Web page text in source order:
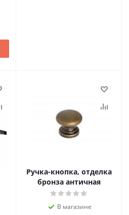
Ручка-кнопка, отделка
бронза античная
В магазине